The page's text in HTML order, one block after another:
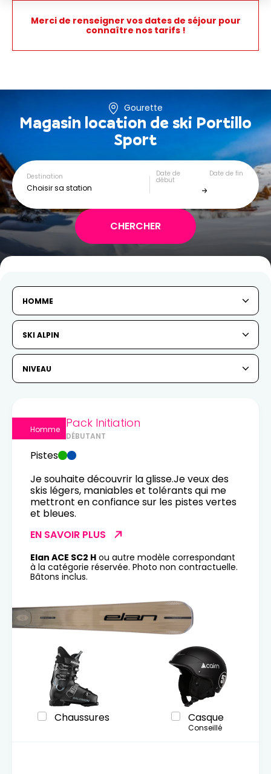
Merci de renseigner vos dates de séjour pour
connaître nos tarifs !
Gourette
Magasin location de ski Portillo
Sport
Destination
Choisir sa station
Date de
début
Date de fin
HOMME
SKI ALPIN
NIVEAU
Homme Pack Initiation
DÉBUTANT
Pistes
Je souhaite découvrir la glisse.Je veux des
skis légers, maniables et tolérants qui me
mettront en confiance sur les pistes vertes
et bleues.
EN SAVOIR PLUS
Elan ACE SC2 H ou autre modèle correspondant
à la catégorie réservée. Photo non contractuelle.
Bâtons inclus.
Chaussures Casque
Conseillé